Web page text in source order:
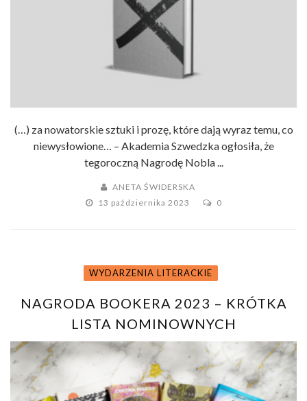
(…) za nowatorskie sztuki i prozę, które dają wyraz temu, co
niewysłowione… – Akademia Szwedzka ogłosiła, że
tegoroczną Nagrodę Nobla ...
ANETA ŚWIDERSKA
13 października 2023
0
WYDARZENIA LITERACKIE
NAGRODA BOOKERA 2023 – KRÓTKA
LISTA NOMINOWNYCH